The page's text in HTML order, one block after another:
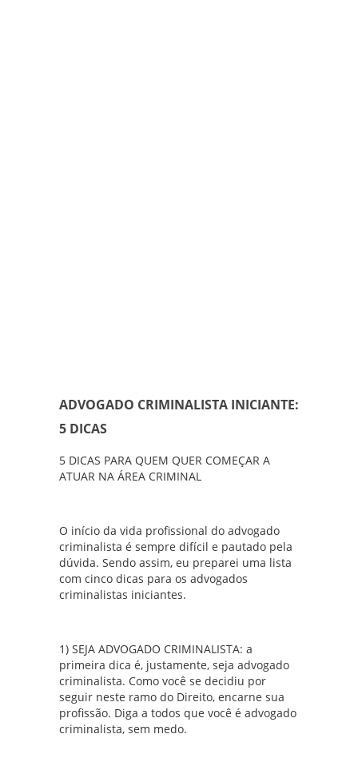
ADVOGADO CRIMINALISTA INICIANTE:
5 DICAS
5 DICAS PARA QUEM QUER COMEÇAR A
ATUAR NA ÁREA CRIMINAL
O início da vida profissional do advogado
criminalista é sempre difícil e pautado pela
dúvida. Sendo assim, eu preparei uma lista
com cinco dicas para os advogados
criminalistas iniciantes.
1) SEJA ADVOGADO CRIMINALISTA: a
primeira dica é, justamente, seja advogado
criminalista. Como você se decidiu por
seguir neste ramo do Direito, encarne sua
profissão. Diga a todos que você é advogado
criminalista, sem medo.